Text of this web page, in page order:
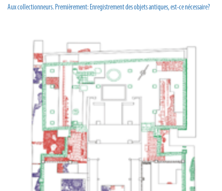
Aux collectionneurs. Premièrement: Enregistrement des objets antiques, est-ce nécessaire?